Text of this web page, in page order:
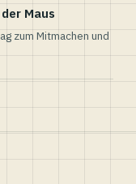
Maus
zum Mitmachen und